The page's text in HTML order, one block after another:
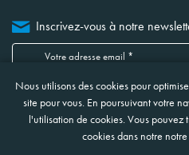
Inscrivez-vous à notre
Je confirme avoir lu, compris et
concernant la protection et le
Nous utilisons des cookies pour
site pour vous. En poursuivant votre
l'utilisation de cookies. Vous pouvez
cookies dans notre notre